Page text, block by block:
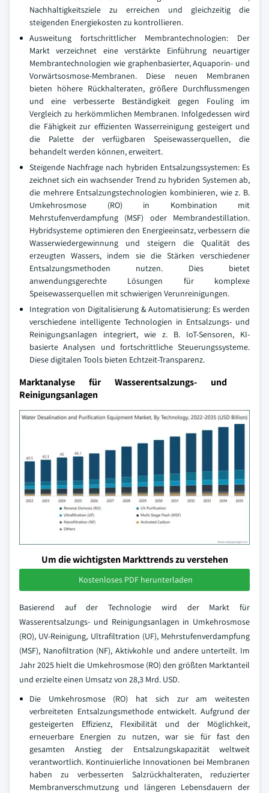
Nachhaltigkeitsziele zu erreichen und gleichzeitig die
steigenden Energiekosten zu kontrollieren.
Ausweitung fortschrittlicher Membrantechnologien: Der
Markt verzeichnet eine verstärkte Einführung neuartiger
Membrantechnologien wie graphenbasierter, Aquaporin- und
Vorwärtsosmose-Membranen. Diese neuen Membranen
bieten höhere Rückhalteraten, größere Durchflussmengen
und eine verbesserte Beständigkeit gegen Fouling im
Vergleich zu herkömmlichen Membranen. Infolgedessen wird
die Fähigkeit zur effizienten Wasserreinigung gesteigert und
die Palette der verfügbaren Speisewasserquellen, die
behandelt werden können, erweitert.
Steigende Nachfrage nach hybriden Entsalzungssystemen: Es
zeichnet sich ein wachsender Trend zu hybriden Systemen ab,
die mehrere Entsalzungstechnologien kombinieren, wie z. B.
Umkehrosmose (RO) in Kombination mit
Mehrstufenverdampfung (MSF) oder Membrandestillation.
Hybridsysteme optimieren den Energieeinsatz, verbessern die
Wasserwiedergewinnung und steigern die Qualität des
erzeugten Wassers, indem sie die Stärken verschiedener
Entsalzungsmethoden nutzen. Dies bietet
anwendungsgerechte Lösungen für komplexe
Speisewasserquellen mit schwierigen Verunreinigungen.
Integration von Digitalisierung & Automatisierung: Es werden
verschiedene intelligente Technologien in Entsalzungs- und
Reinigungsanlagen integriert, wie z. B. IoT-Sensoren, KI-
basierte Analysen und fortschrittliche Steuerungssysteme.
Diese digitalen Tools bieten Echtzeit-Transparenz.
Marktanalyse für Wasserentsalzungs- und
Reinigungsanlagen
Um die wichtigsten Markttrends zu verstehen
Kostenloses PDF herunterladen
Basierend auf der Technologie wird der Markt für
Wasserentsalzungs- und Reinigungsanlagen in Umkehrosmose
(RO), UV-Reinigung, Ultrafiltration (UF), Mehrstufenverdampfung
(MSF), Nanofiltration (NF), Aktivkohle und andere unterteilt. Im
Jahr 2025 hielt die Umkehrosmose (RO) den größten Marktanteil
und erzielte einen Umsatz von 28,3 Mrd. USD.
Die Umkehrosmose (RO) hat sich zur am weitesten
verbreiteten Entsalzungsmethode entwickelt. Aufgrund der
gesteigerten Effizienz, Flexibilität und der Möglichkeit,
erneuerbare Energien zu nutzen, war sie für fast den
gesamten Anstieg der Entsalzungskapazität weltweit
verantwortlich. Kontinuierliche Innovationen bei Membranen
haben zu verbesserten Salzrückhalteraten, reduzierter
Membranverschmutzung und längeren Lebensdauern der